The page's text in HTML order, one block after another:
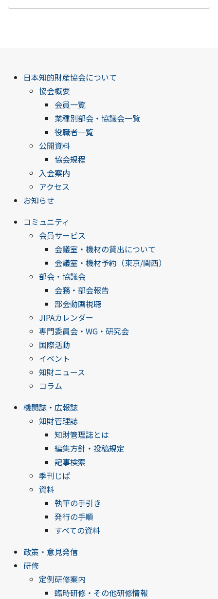
日本知的財産協会について
協会概要
会員一覧
業種別部会・協議会一覧
役職者一覧
公開資料
協会規程
入会案内
アクセス
お知らせ
コミュニティ
会員サービス
会議室・機材の貸出について
会議室・機材予約（東京/関西）
部会・協議会
会務・部会報告
部会動画視聴
JIPAカレンダー
専門委員会・WG・研究会
国際活動
イベント
知財ニュース
コラム
機関誌・広報誌
知財管理誌
知財管理誌とは
編集方針・投稿規定
記事検索
季刊じぱ
資料
執筆の手引き
発行の手順
すべての資料
政策・意見発信
研修
定例研修案内
臨時研修・その他研修情報